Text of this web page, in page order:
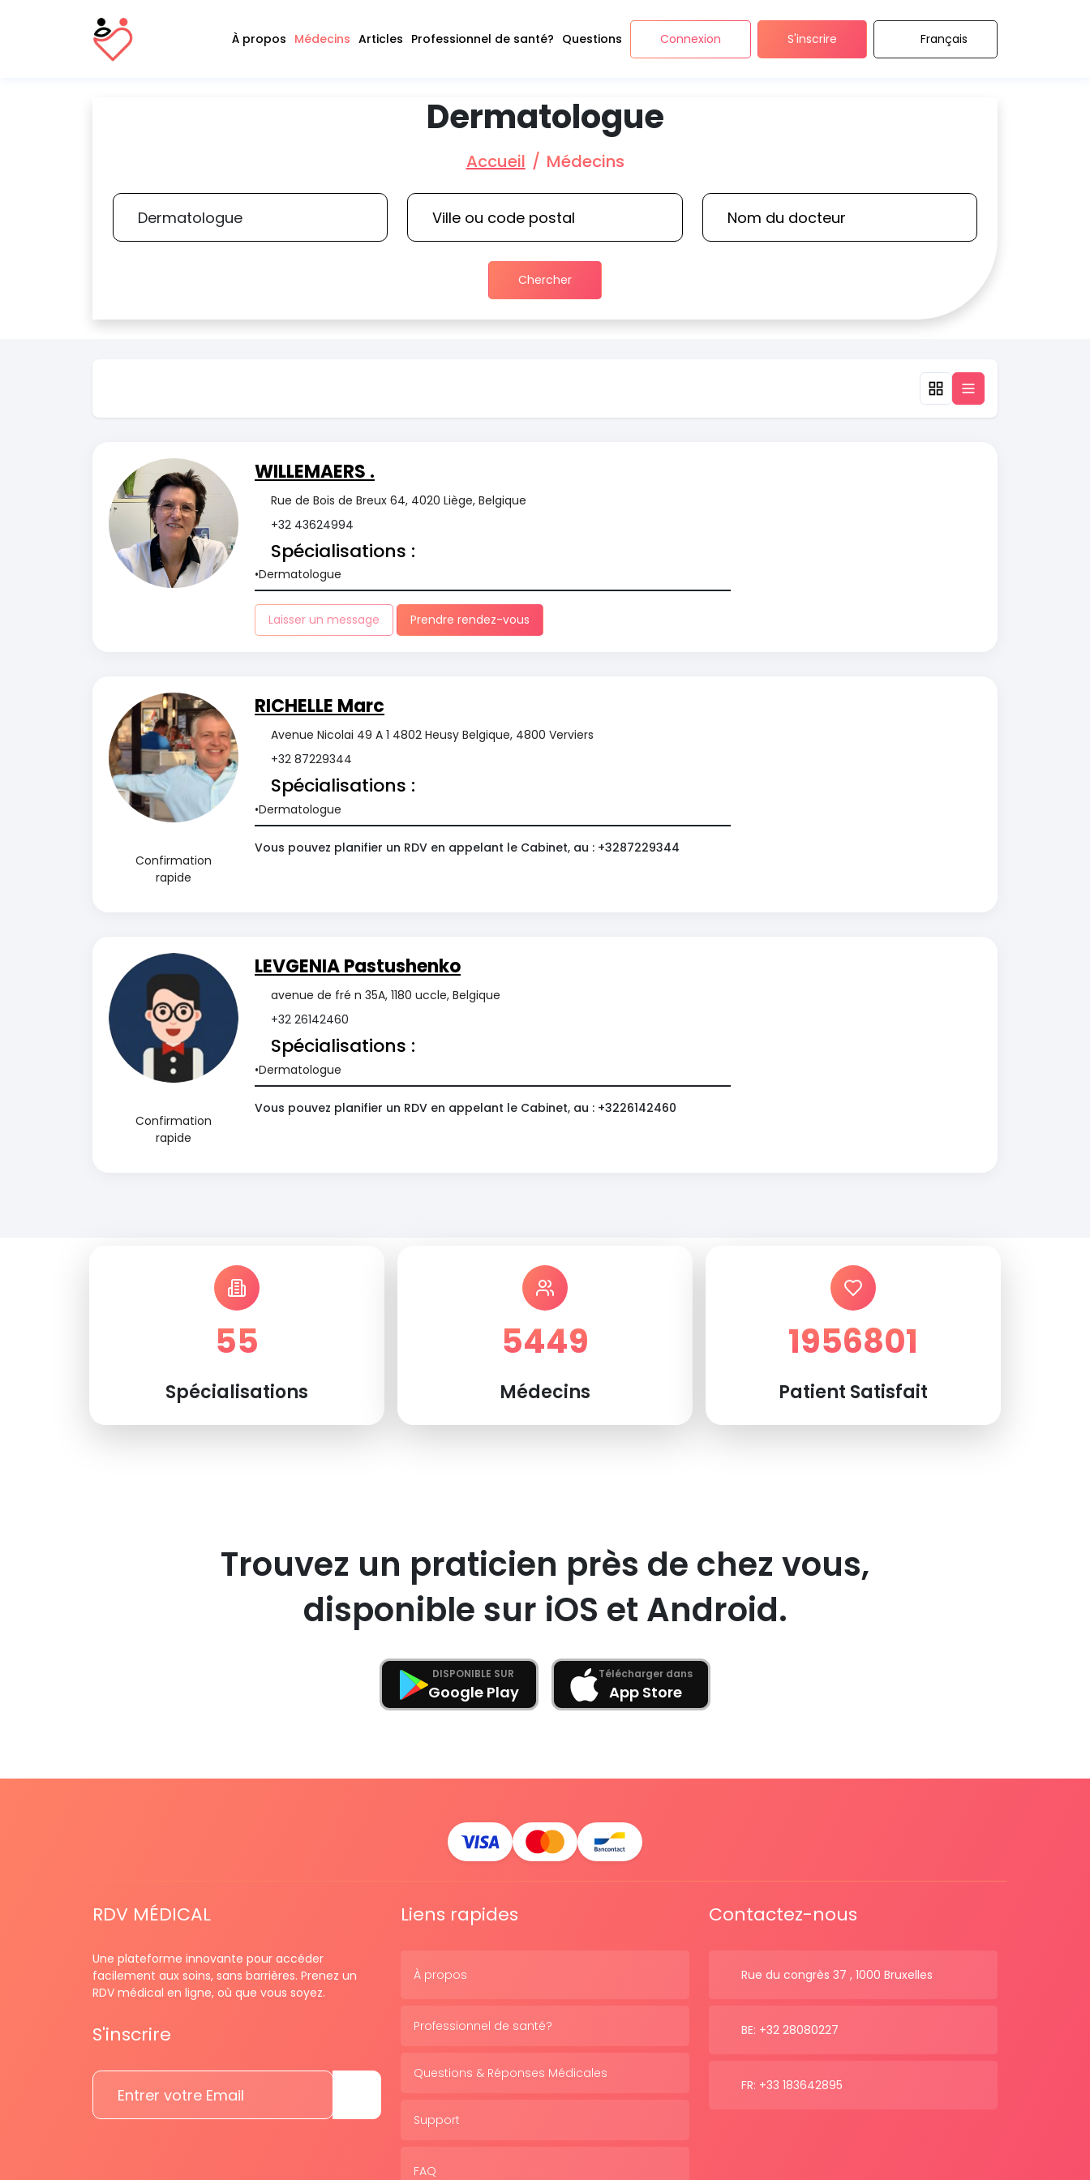
À propos Médecins Articles Professionnel de santé? Questions Connexion S'inscrire Français
Dermatologue
Accueil Médecins
Chercher
WILLEMAERS .
Rue de Bois de Breux 64, 4020 Liège, Belgique
+32 43624994
Spécialisations :
Dermatologue
Laisser un message Prendre rendez-vous
Confirmation
rapide
RICHELLE Marc
Avenue Nicolai 49 A 1 4802 Heusy Belgique, 4800 Verviers
+32 87229344
Spécialisations :
Dermatologue
Vous pouvez planifier un RDV en appelant le Cabinet, au : +3287229344
Confirmation
rapide
LEVGENIA Pastushenko
avenue de fré n 35A, 1180 uccle, Belgique
+32 26142460
Spécialisations :
Dermatologue
Vous pouvez planifier un RDV en appelant le Cabinet, au : +3226142460
55
Spécialisations
5449
Médecins
1956801
Patient Satisfait
Trouvez un praticien près de chez vous,
disponible sur iOS et Android.
DISPONIBLE SUR
Google Play
Télécharger dans
App Store
RDV MÉDICAL
Une plateforme innovante pour accéder
facilement aux soins, sans barrières. Prenez un
RDV médical en ligne, où que vous soyez.
S'inscrire
Liens rapides
À propos
Professionnel de santé?
Questions & Réponses Médicales
Support
FAQ
Contactez-nous
Rue du congrès 37 , 1000 Bruxelles
BE: +32 28080227
FR: +33 183642895